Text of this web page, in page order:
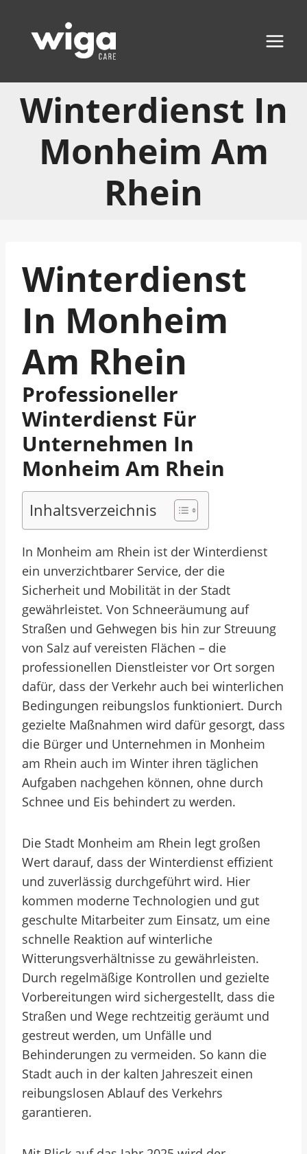
Inhalt
springen
Winterdienst In
Monheim Am
Rhein
Winterdienst
In Monheim
Am Rhein
Professioneller
Winterdienst Für
Unternehmen In
Monheim Am Rhein
Inhaltsverzeichnis
In Monheim am Rhein ist der Winterdienst
ein unverzichtbarer Service, der die
Sicherheit und Mobilität in der Stadt
gewährleistet. Von Schneeräumung auf
Straßen und Gehwegen bis hin zur Streuung
von Salz auf vereisten Flächen – die
professionellen Dienstleister vor Ort sorgen
dafür, dass der Verkehr auch bei winterlichen
Bedingungen reibungslos funktioniert. Durch
gezielte Maßnahmen wird dafür gesorgt, dass
die Bürger und Unternehmen in Monheim
am Rhein auch im Winter ihren täglichen
Aufgaben nachgehen können, ohne durch
Schnee und Eis behindert zu werden.
Die Stadt Monheim am Rhein legt großen
Wert darauf, dass der Winterdienst effizient
und zuverlässig durchgeführt wird. Hier
kommen moderne Technologien und gut
geschulte Mitarbeiter zum Einsatz, um eine
schnelle Reaktion auf winterliche
Witterungsverhältnisse zu gewährleisten.
Durch regelmäßige Kontrollen und gezielte
Vorbereitungen wird sichergestellt, dass die
Straßen und Wege rechtzeitig geräumt und
gestreut werden, um Unfälle und
Behinderungen zu vermeiden. So kann die
Stadt auch in der kalten Jahreszeit einen
reibungslosen Ablauf des Verkehrs
garantieren.